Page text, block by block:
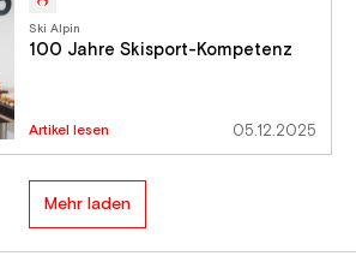
Ski Alpin
100 Jahre Skisport-Kompetenz
Artikel lesen 05.12.2025
Mehr laden